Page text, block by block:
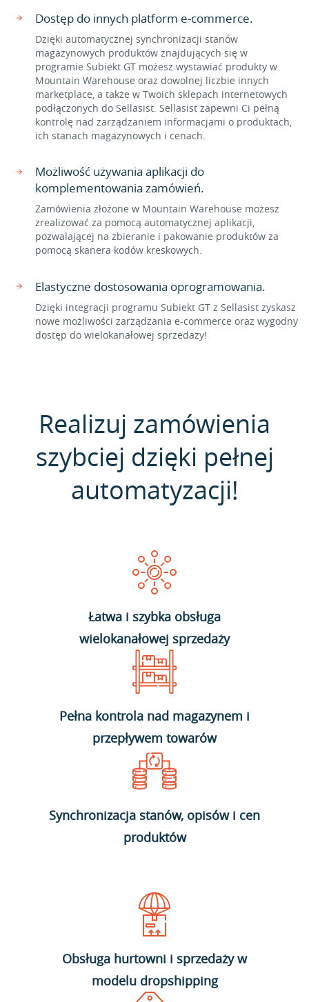
Dostęp do innych platform e-commerce.
Dzięki automatycznej synchronizacji stanów
magazynowych produktów znajdujących się w
programie Subiekt GT możesz wystawiać produkty w
Mountain Warehouse oraz dowolnej liczbie innych
marketplace, a także w Twoich sklepach internetowych
podłączonych do Sellasist. Sellasist zapewni Ci pełną
kontrolę nad zarządzaniem informacjami o produktach,
ich stanach magazynowych i cenach.
Możliwość używania aplikacji do
komplementowania zamówień.
Zamówienia złożone w Mountain Warehouse możesz
zrealizować za pomocą automatycznej aplikacji,
pozwalającej na zbieranie i pakowanie produktów za
pomocą skanera kodów kreskowych.
Elastyczne dostosowania oprogramowania.
Dzięki integracji programu Subiekt GT z Sellasist zyskasz
nowe możliwości zarządzania e-commerce oraz wygodny
dostęp do wielokanałowej sprzedaży!
Realizuj zamówienia
szybciej dzięki pełnej
automatyzacji!
Łatwa i szybka obsługa
wielokanałowej sprzedaży
Pełna kontrola nad magazynem i
przepływem towarów
Synchronizacja stanów, opisów i cen
produktów
Obsługa hurtowni i sprzedaży w
modelu dropshipping